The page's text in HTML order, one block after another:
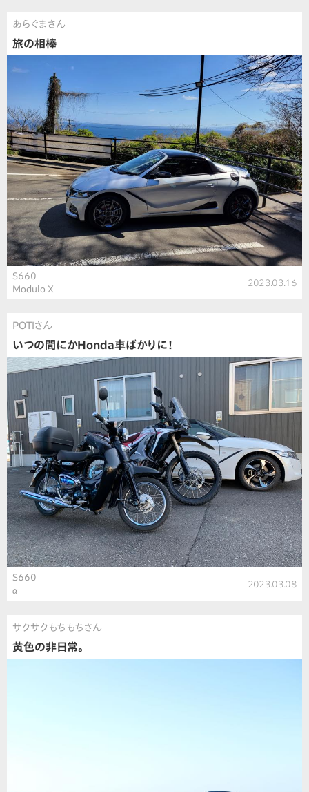
あらぐまさん
旅の相棒
S660
Modulo X
2023.03.16
POTIさん
いつの間にかHonda車ばかりに！
S660
α
2023.03.08
サクサクもちもちさん
黄色の非日常。